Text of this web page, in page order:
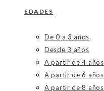
EDADES
De 0 a 3 años
Desde 3 años
A partir de 4 años
A partir de 6 años
A partir de 8 años